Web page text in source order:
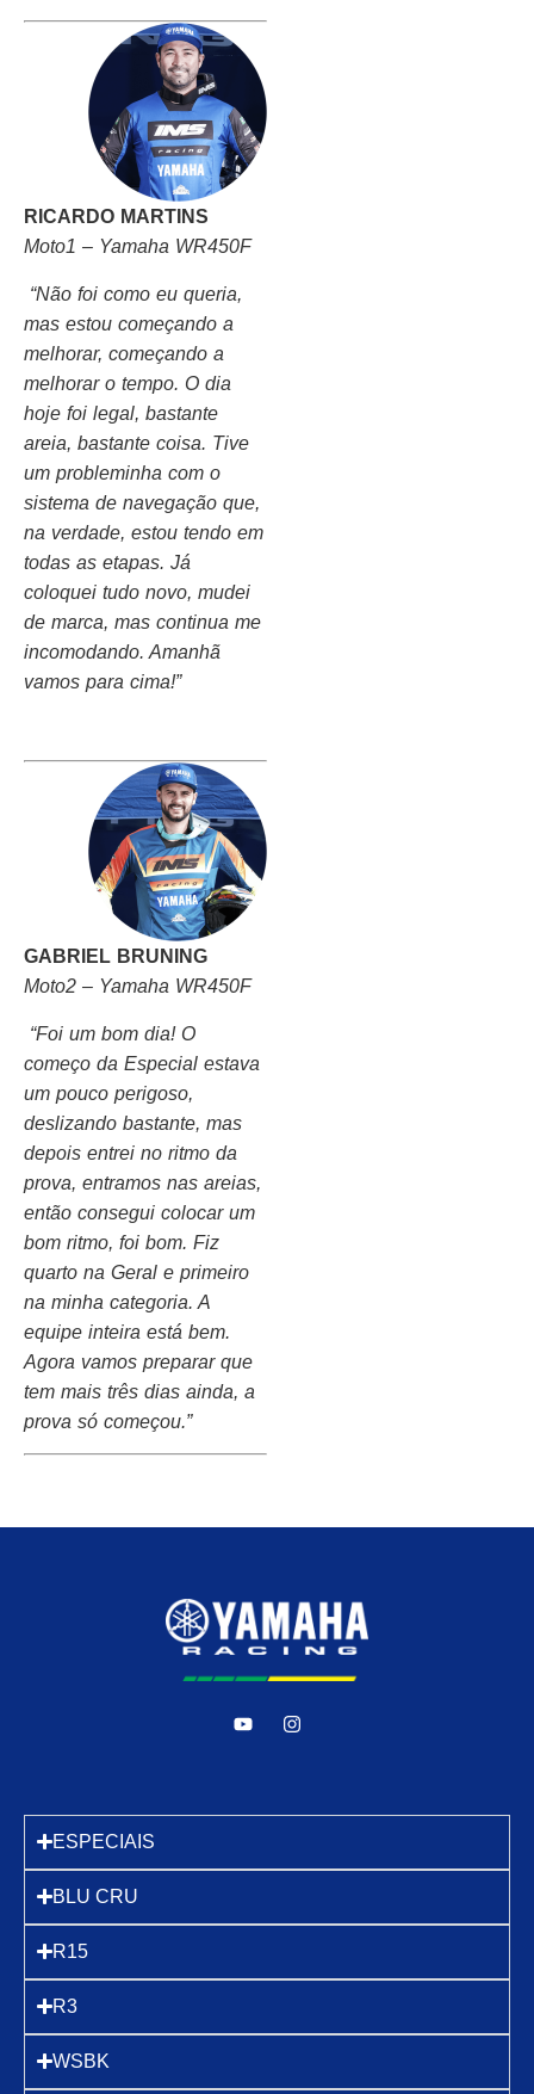
RICARDO MARTINS
Moto1 – Yamaha WR450F
“Não foi como eu queria,
mas estou começando a
melhorar, começando a
melhorar o tempo. O dia
hoje foi legal, bastante
areia, bastante coisa. Tive
um probleminha com o
sistema de navegação que,
na verdade, estou tendo em
todas as etapas. Já
coloquei tudo novo, mudei
de marca, mas continua me
incomodando. Amanhã
vamos para cima!”
GABRIEL BRUNING
Moto2 – Yamaha WR450F
“Foi um bom dia! O
começo da Especial estava
um pouco perigoso,
deslizando bastante, mas
depois entrei no ritmo da
prova, entramos nas areias,
então consegui colocar um
bom ritmo, foi bom. Fiz
quarto na Geral e primeiro
na minha categoria. A
equipe inteira está bem.
Agora vamos preparar que
tem mais três dias ainda, a
prova só começou.”
ESPECIAIS
BLU CRU
R15
R3
WSBK